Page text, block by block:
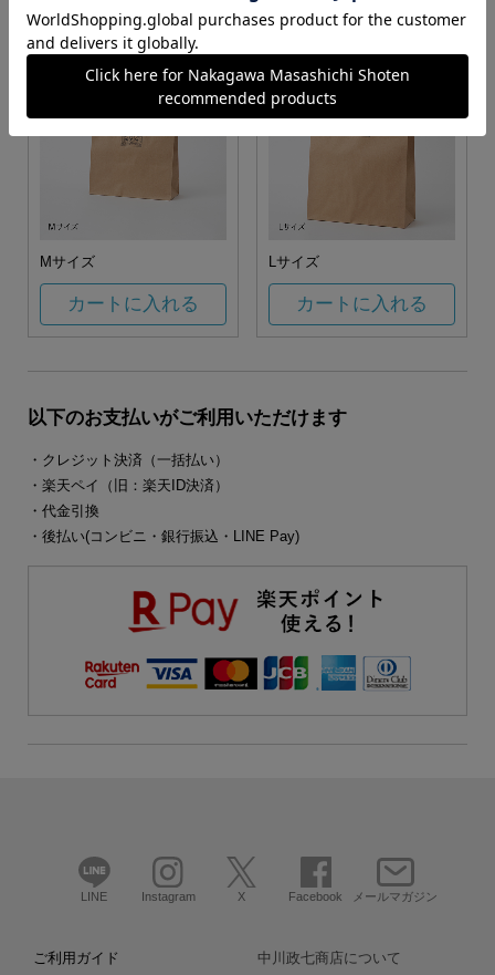
Mサイズ
カートに入れる
Lサイズ
カートに入れる
以下のお支払いがご利用いただけます
・クレジット決済（一括払い）
・楽天ペイ（旧：楽天ID決済）
・代金引換
・後払い(コンビニ・銀行振込・LINE Pay)
LINE Instagram X Facebook メールマガジン
ご利用ガイド 中川政七商店について